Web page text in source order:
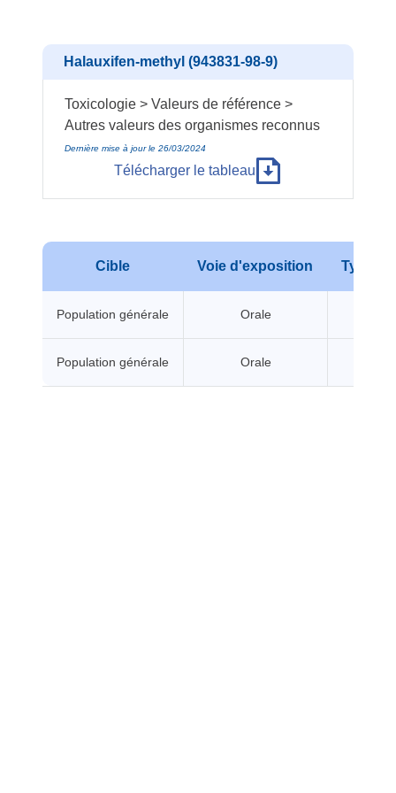
Halauxifen-methyl (943831-98-9)
Toxicologie > Valeurs de référence >
Autres valeurs des organismes reconnus
Dernière mise à jour le 26/03/2024
Télécharger le tableau
Cible Voie d'exposition Type
Population générale Orale
Population générale Orale